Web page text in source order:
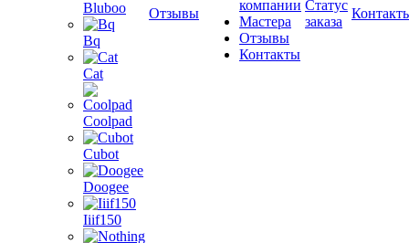
Bluboo
Bq
Cat
Coolpad
Cubot
Doogee
Iiif150
Отзывы
компании
Мастера
Отзывы
Контакты
Статус
заказа